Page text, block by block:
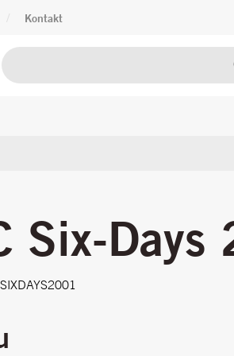
Kontakt
Six-Days